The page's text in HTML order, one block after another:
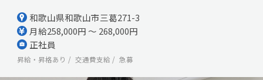
和歌山県和歌山市三葛271-3
月給258,000円 ～ 268,000円
正社員
昇給・昇格あり 交通費支給 急募